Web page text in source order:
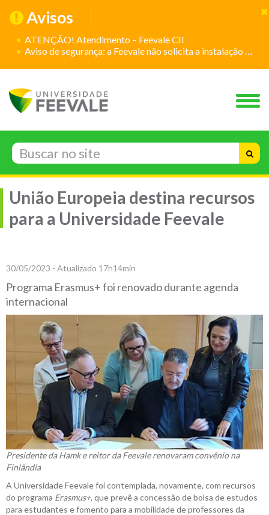
Avisos
ATENÇÃO! Atendimento – Feevale CII
Aviso de segurança: a Feevale não solicita a instalação de aplicativos
União Europeia destina recursos
para a Universidade Feevale
30/05/2023 - Atualizado 17h14min
Programa Erasmus+ foi renovado durante agenda
internacional
Presidente da Hamk e reitor da Feevale renovaram convênio na
Finlândia
A Universidade Feevale foi contemplada, novamente, com recursos
do programa Erasmus+, que prevê a concessão de bolsa de estudos
para estudantes e fomento para a mobilidade de professores da